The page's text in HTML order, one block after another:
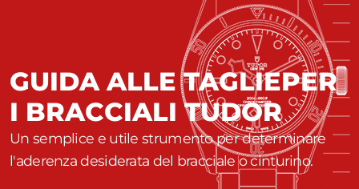
GUIDA ALLE TAGLIEPER
I BRACCIALI TUDOR
Un semplice e utile strumento per determinare
l'aderenza desiderata del bracciale o cinturino.